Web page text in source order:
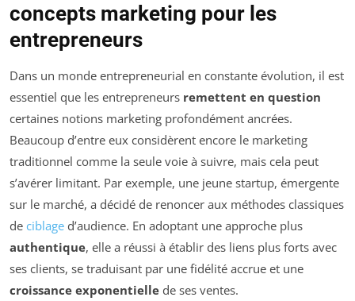
concepts marketing pour les
entrepreneurs
Dans un monde entrepreneurial en constante évolution, il est
essentiel que les entrepreneurs remettent en question
certaines notions marketing profondément ancrées.
Beaucoup d’entre eux considèrent encore le marketing
traditionnel comme la seule voie à suivre, mais cela peut
s’avérer limitant. Par exemple, une jeune startup, émergente
sur le marché, a décidé de renoncer aux méthodes classiques
de ciblage d’audience. En adoptant une approche plus
authentique, elle a réussi à établir des liens plus forts avec
ses clients, se traduisant par une fidélité accrue et une
croissance exponentielle de ses ventes.